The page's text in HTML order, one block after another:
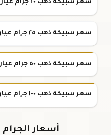
سعر سبيكة ذهب ٢٠ جرام عيار ٢٤
سعر سبيكة ذهب ٢٥ جرام عيار ٢٤
سعر سبيكة ذهب ٥٠ جرام عيار ٢٤
سعر سبيكة ذهب ١٠٠ جرام عيار ٢٤
أسعار الجرام